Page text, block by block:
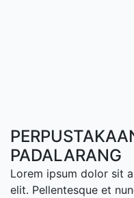
PADALARANG
Lorem ipsum dolor sit
elit. Pellentesque et